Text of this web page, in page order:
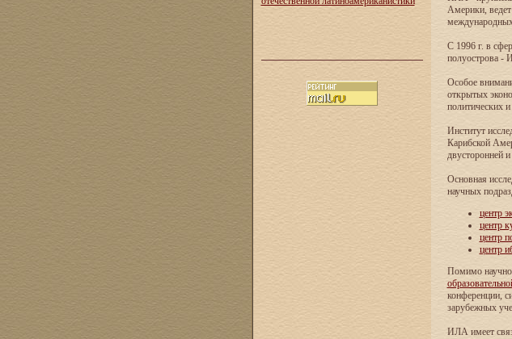
Америки, ведет
международных
С 1996 г. в
полуострова -
Особое
открытых
политических
Институт
Карибской
двусторонней
Основная
научных
центр
центр
центр
центр
Помимо
конференции,
зарубежных
ИЛА имеет